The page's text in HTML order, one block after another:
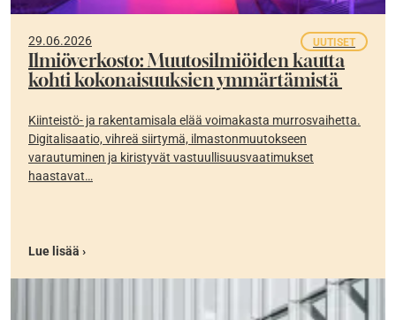
29.06.2026 UUTISET
Ilmiöverkosto: Muutosilmiöiden kautta
kohti kokonaisuuksien ymmärtämistä
Kiinteistö- ja rakentamisala elää voimakasta murrosvaihetta.
Digitalisaatio, vihreä siirtymä, ilmastonmuutokseen
varautuminen ja kiristyvät vastuullisuusvaatimukset
haastavat…
Lue lisää ›